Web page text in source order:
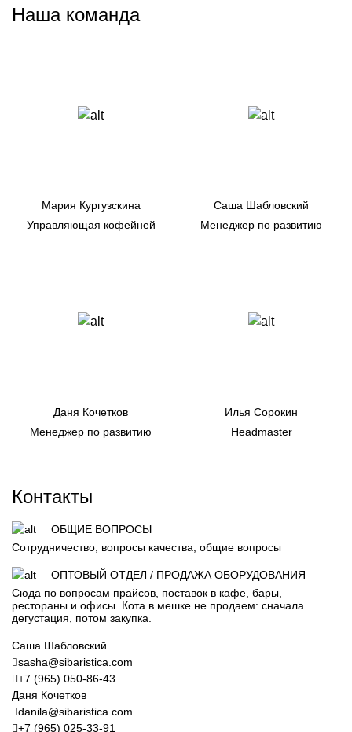
Наша команда
Мария Кургузскина
Управляющая кофейней
Саша Шабловский
Менеджер по развитию
Даня Кочетков
Менеджер по развитию
Илья Сорокин
Headmaster
Контакты
ОБЩИЕ ВОПРОСЫ
Сотрудничество, вопросы качества, общие вопросы
ОПТОВЫЙ ОТДЕЛ / ПРОДАЖА ОБОРУДОВАНИЯ
Сюда по вопросам прайсов, поставок в кафе, бары,
рестораны и офисы. Кота в мешке не продаем: сначала
дегустация, потом закупка.
Саша Шабловский
sasha@sibaristica.com
+7 (965) 050-86-43
Даня Кочетков
danila@sibaristica.com
+7 (965) 025-33-91